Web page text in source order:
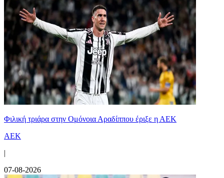
Φιλική τριάρα στην Ομόνοια Αραδίππου έριξε η ΑΕΚ
ΑΕΚ
|
07-08-2026